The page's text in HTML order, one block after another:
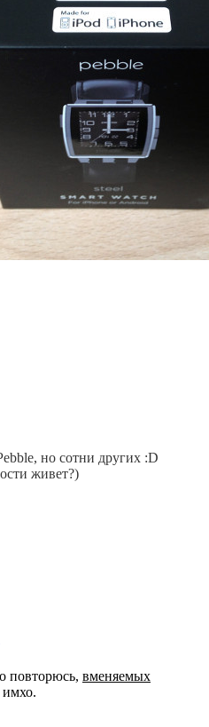
но сотни других :D
живет?)
повторюсь, вменяемых
имхо.